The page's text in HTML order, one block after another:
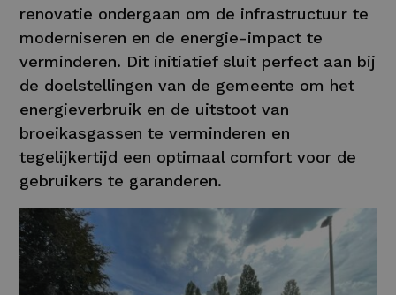
renovatie ondergaan om de infrastructuur te
moderniseren en de energie-impact te
verminderen. Dit initiatief sluit perfect aan bij
de doelstellingen van de gemeente om het
energieverbruik en de uitstoot van
broeikasgassen te verminderen en
tegelijkertijd een optimaal comfort voor de
gebruikers te garanderen.